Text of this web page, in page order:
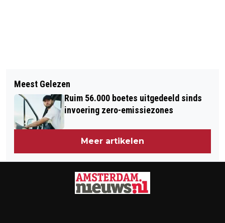
PROFVOETBALLERS MOETEN
MINIMAAL 72 UUR RUST HEBBEN
TUSSEN DUELS
GELD LENEN: WANNEER IS HET WÉL
EEN SLIMME KEUZE?
Meest Gelezen
Ruim 56.000 boetes uitgedeeld sinds
invoering zero-emissiezones
Meer artikelen